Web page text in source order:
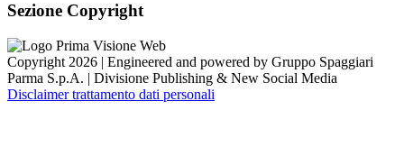
Sezione Copyright
Copyright 2026 | Engineered and powered by Gruppo Spaggiari
Parma S.p.A. | Divisione Publishing & New Social Media
Disclaimer trattamento dati personali